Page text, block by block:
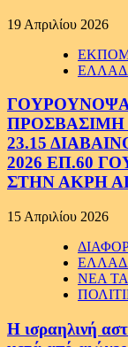
19 Απριλίου 2026
ΠΡΟΣΒΑΣΙΜΗ
23.15
2026 ΕΠ.60
ΣΤΗΝ ΑΚΡΗ
15 Απριλίου 2026
ΝΕΑ
Η ισραηλινή